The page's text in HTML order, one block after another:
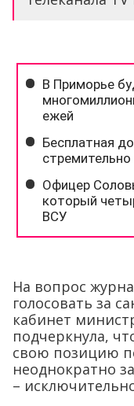
На вопрос
голосовать за
кабинет
подчеркнула,
свою позицию
неоднократно
–